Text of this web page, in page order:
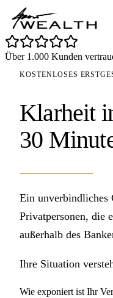
Über 1.000 Kunden
KOSTENLOSES
Klarheit
30
Ein unverbindliches
Privatpersonen, die
außerhalb des
Ihre Situation
Wie exponiert ist Ihr